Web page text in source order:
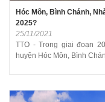
Hóc Môn, Bình Chánh,
2025?
25/11/2021
TTO - Trong giai đoạn
huyện Hóc Môn, Bình